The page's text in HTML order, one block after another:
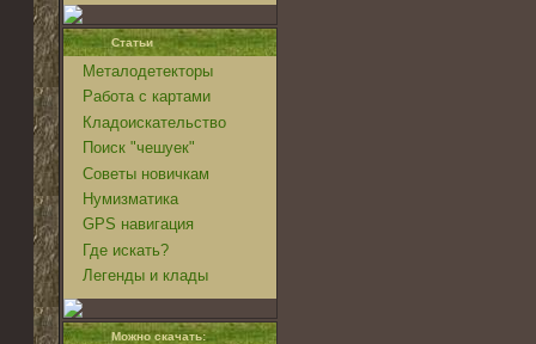
Статьи
Металодетекторы
Работа с картами
Кладоискательство
Поиск "чешуек"
Советы новичкам
Нумизматика
GPS навигация
Где искать?
Легенды и клады
Можно скачать: